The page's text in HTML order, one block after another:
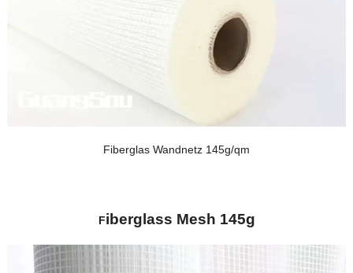
Fiberglas Wandnetz 145g/qm
Fiberglass Mesh 145g